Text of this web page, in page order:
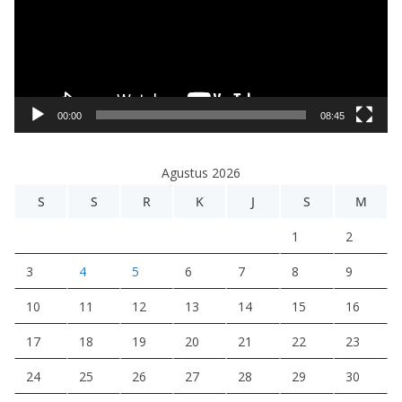
d
00:00 08:45
Agustus 2026
S
S R K J S M
1 2
3 4 5 6 7 8 9
10 11 12 13 14 15 16
17 18 19 20 21 22 23
24 25 26 27 28 29 30